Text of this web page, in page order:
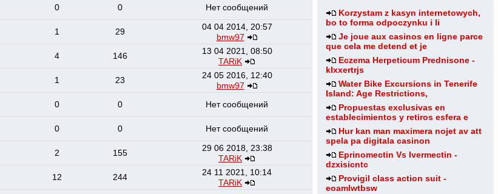
Korzystam z kasyn internetowych,
bo to forma odpoczynku i li
Je joue aux casinos en ligne parce
que cela me detend et je
Eczema Herpeticum Prednisone -
klxxertrjs
Water Bike Excursions in Tenerife
Island: Age Restrictions,
Propuestas exclusivas en
establecimientos y retiros esfera e
Hur kan man maximera nojet av att
spela pa digitala casinon
Eprinomectin Vs Ivermectin -
dzxisicntc
Provigil class action suit -
eoamlwtbsw
0 0 Нет сообщений
1 29
04 04 2014, 20:57
bmw97
4 146
13 04 2021, 08:50
TARiK
1 23
24 05 2016, 12:40
bmw97
0 0 Нет сообщений
0 0 Нет сообщений
2 155
29 06 2018, 23:38
TARiK
12 244
24 11 2021, 10:14
TARiK